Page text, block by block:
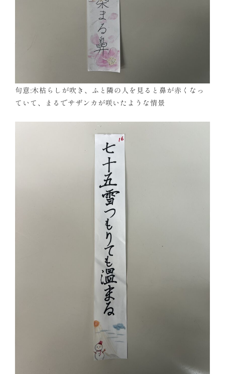
句意:木枯らしが吹き、ふと隣の人を見ると鼻が赤くなっ
ていて、まるでサザンカが咲いたような情景